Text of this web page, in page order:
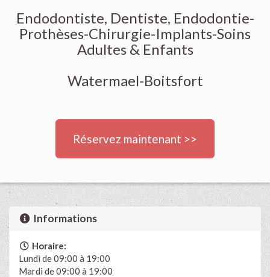
Endodontiste, Dentiste, Endodontie-
Prothèses-Chirurgie-Implants-Soins
Adultes & Enfants
Watermael-Boitsfort
Réservez maintenant >>
Informations
Horaire:
Lundi de 09:00 à 19:00
Mardi de 09:00 à 19:00